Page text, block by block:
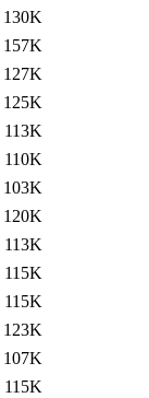
130K
157K
127K
125K
113K
110K
103K
120K
113K
115K
115K
123K
107K
115K